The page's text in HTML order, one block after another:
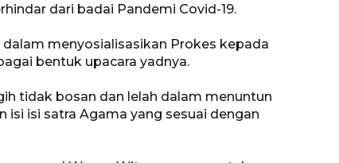
dari badai Pandemi Covid-19.
menyosialisasikan Prokes kepada
bentuk upacara yadnya.
tidak bosan dan lelah dalam menuntun
isi satra Agama yang sesuai dengan